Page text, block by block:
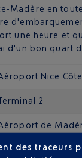
en
une heure et
d'un bon quart
Nice
2
de
des